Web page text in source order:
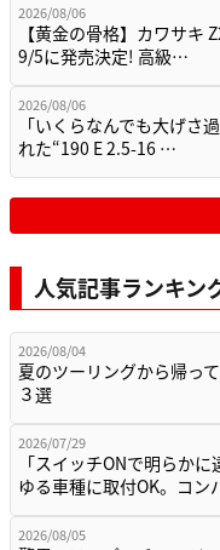
2026/08/06
【黄金の骨格】カワサキ
9/5に発売決定! 高級…
2026/08/06
「いくらなんでも大げさ
れた“190 E 2.5-16 …
人気記事ランキン
2026/08/04
夏のツーリングから帰っ
３選
2026/07/29
「スイッチONで明らか
ゆる車種に取付OK。コ
2026/08/05